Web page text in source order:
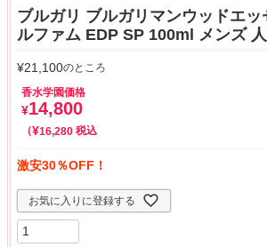
ブルガリ ブルガリマンウッドエ
ルファム EDP SP 100ml メンズ
¥21,100のところ
香水学園価格
¥14,800
¥16,280 税込
激安30％OFF！
お気に入りに登録する